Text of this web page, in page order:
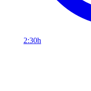
2:30h